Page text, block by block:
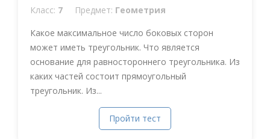
Класс: 7 Предмет: Геометрия
Какое максимальное число боковых сторон
может иметь треугольник. Что является
основание для равностороннего треугольника. Из
каких частей состоит прямоугольный
треугольник. Из...
Пройти тест